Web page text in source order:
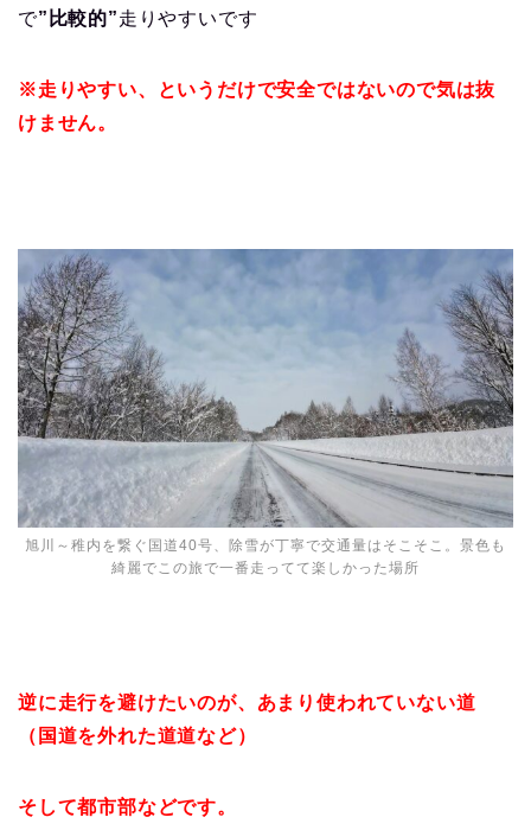
で”比較的”走りやすいです
※走りやすい、というだけで安全ではないので気は抜
けません。
旭川～稚内を繋ぐ国道40号、除雪が丁寧で交通量はそこそこ。景色も
綺麗でこの旅で一番走ってて楽しかった場所
逆に走行を避けたいのが、あまり使われていない道
（国道を外れた道道など）
そして都市部などです。